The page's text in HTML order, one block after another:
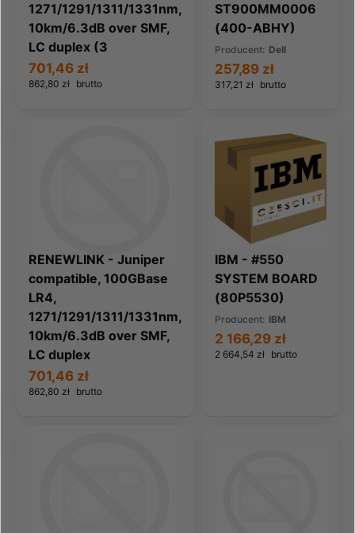
1271/1291/1311/1331nm,
10km/6.3dB over SMF,
LC duplex (3
862,80 zł brutto
701,46 zł
ST900MM0006
(400-ABHY)
Producent: Dell
317,21 zł brutto
257,89 zł
RENEWLINK - Juniper
compatible, 100GBase
LR4,
1271/1291/1311/1331nm,
10km/6.3dB over SMF,
LC duplex
862,80 zł brutto
701,46 zł
IBM - #550
SYSTEM BOARD
(80P5530)
Producent: IBM
2 664,54 zł brutto
2 166,29 zł